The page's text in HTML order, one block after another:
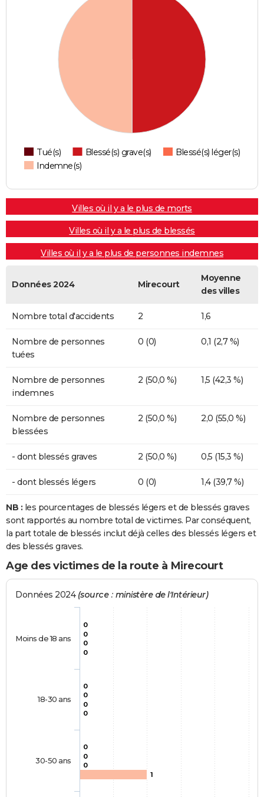
Tué(s) Blessé(s) grave(s)
Blessé(s) léger(s)
Indemne(s)
Villes où il y a le plus de morts
Villes où il y a le plus de blessés
Villes où il y a le plus de personnes indemnes
Données 2024 Mirecourt
Moyenne
des villes
Nombre total d'accidents 2 1,6
Nombre de personnes
tuées
0 (0) 0,1 (2,7 %)
Nombre de personnes
indemnes
2 (50,0 %) 1,5 (42,3 %)
Nombre de personnes
blessées
2 (50,0 %) 2,0 (55,0 %)
- dont blessés graves 2 (50,0 %) 0,5 (15,3 %)
- dont blessés légers 0 (0) 1,4 (39,7 %)
NB : les pourcentages de blessés légers et de blessés graves
sont rapportés au nombre total de victimes. Par conséquent,
la part totale de blessés inclut déjà celles des blessés légers et
des blessés graves.
Age des victimes de la route à Mirecourt
Données 2024 (source : ministère de l'Intérieur)
0
0
0
0
0
0
0
0
0
0
0
1
Moins de 18 ans
18-30 ans
30-50 ans